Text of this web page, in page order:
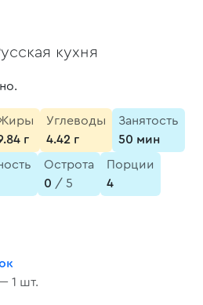
кухня
г
Углеводы
4.42 г
Занятость
50 мин
Острота
0 / 5
Порции
4
1 шт.